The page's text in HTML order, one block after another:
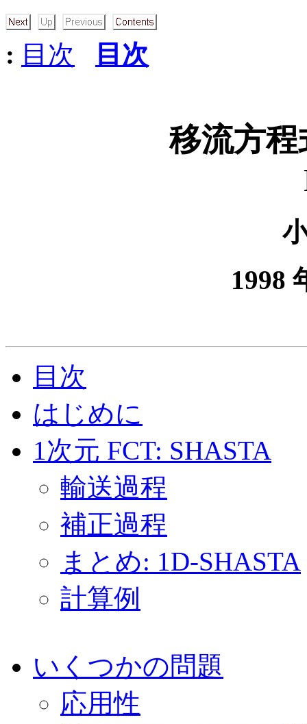
: 目次 目次
移流方
1998
目次
はじめに
1次元 FCT: SHASTA
輸送過程
補正過程
まとめ: 1D-SHASTA
計算例
いくつかの問題
応用性